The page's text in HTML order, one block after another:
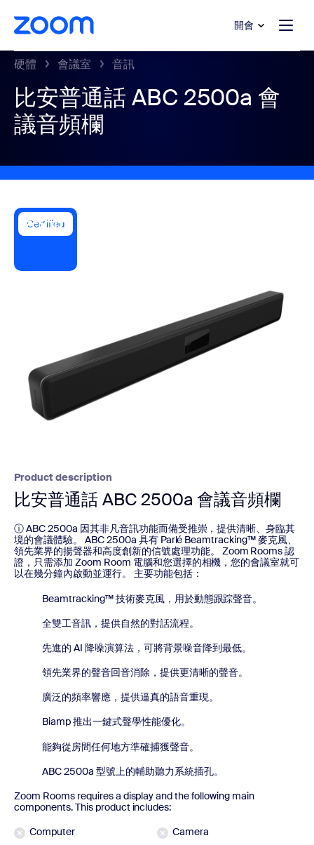
至主要內容
至協助聊天 開會
硬體 會議室 音訊
比安普通話 ABC 2500a 會
議音頻欄
Certified
Product description
比安普通話 ABC 2500a 會議音頻欄
ⓘ ABC 2500a 因其非凡音訊功能而備受推崇，提供清晰、身臨其
境的會議體驗。 ABC 2500a 具有 Parlé Beamtracking™ 麥克風、
領先業界的揚聲器和高度創新的信號處理功能。 Zoom Rooms 認
證，只需添加 Zoom Room 電腦和您選擇的相機，您的會議室就可
以在幾分鐘內啟動並運行。 主要功能包括：
Beamtracking™ 技術麥克風，用於動態跟踪聲音。
全雙工音訊，提供自然的對話流程。
先進的 AI 降噪演算法，可將背景噪音降到最低。
領先業界的聲音回音消除，提供更清晰的聲音。
廣泛的頻率響應，提供逼真的語音重現。
Biamp 推出一鍵式聲學性能優化。
能夠從房間任何地方準確捕獲聲音。
ABC 2500a 型號上的輔助聽力系統插孔。
Zoom Rooms requires a display and the following main
components. This product includes:
Computer
Camera